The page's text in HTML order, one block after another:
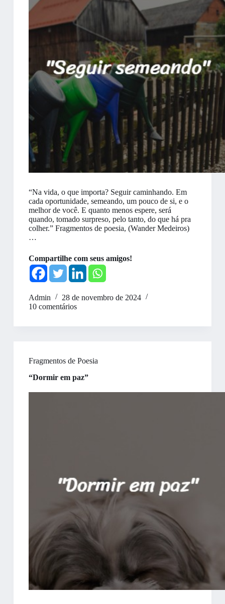
“Na vida, o que importa? Seguir caminhando. Em
cada oportunidade, semeando, um pouco de si, e o
melhor de você. E quanto menos espere, será
quando, tomado surpreso, pelo tanto, do que há pra
colher.” Fragmentos de poesia, (Wander Medeiros)
…
Compartilhe com seus amigos!
Admin
28 de novembro de 2024
10 comentários
Fragmentos de Poesia
“Dormir em paz”